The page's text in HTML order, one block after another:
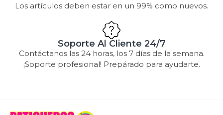
Los artículos deben estar en un 99% como nuevos.
Soporte Al Cliente 24/7
Contáctanos las 24 horas, los 7 días de la semana.
¡Soporte profesional! Prepárado para ayudarte.